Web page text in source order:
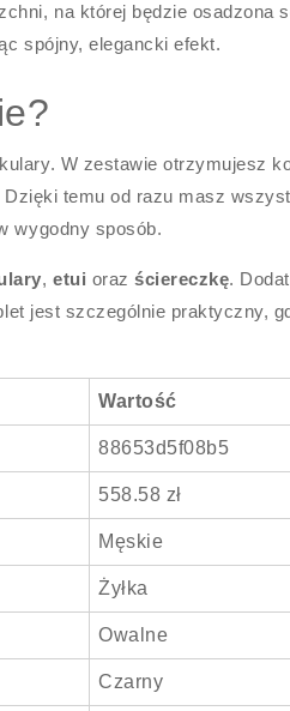
na której będzie osadzona
spójny, elegancki efekt.
W zestawie otrzymujesz
temu od razu masz
wygodny sposób.
,etui orazściereczkę.
jest szczególnie praktyczny,
Wartość
88653d5f08b5
558.58 zł
Męskie
Żyłka
Owalne
Czarny